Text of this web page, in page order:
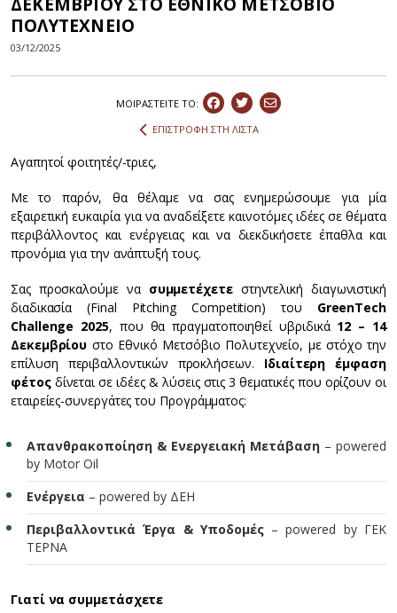
ΔΕΚΕΜΒΡΙΟΥ ΣΤΟ ΕΘΝΙΚΟ ΜΕΤΣΟΒΙΟ
ΠΟΛΥΤΕΧΝΕΙΟ
03/12/2025
ΜΟΙΡΑΣΤEIΤΕ ΤΟ:
ΕΠΙΣΤΡΟΦΗ ΣΤΗ ΛΙΣΤΑ
Αγαπητοί φοιτητές/-τριες,
Με το παρόν, θα θέλαμε να σας ενημερώσουμε για μία
εξαιρετική ευκαιρία για να αναδείξετε καινοτόμες ιδέες σε θέματα
περιβάλλοντος και ενέργειας και να διεκδικήσετε έπαθλα και
προνόμια για την ανάπτυξή τους.
Σας προσκαλούμε να συμμετέχετε στηντελική διαγωνιστική
διαδικασία (Final Pitching Competition) του GreenTech
Challenge 2025, που θα πραγματοποιηθεί υβριδικά 12 – 14
Δεκεμβρίου στο Εθνικό Μετσόβιο Πολυτεχνείο, με στόχο την
επίλυση περιβαλλοντικών προκλήσεων. Ιδιαίτερη έμφαση
φέτοςδίνεται σε ιδέες & λύσεις στις 3 θεματικές που ορίζουν οι
εταιρείες-συνεργάτες του Προγράμματος:
Απανθρακοποίηση & Ενεργειακή Μετάβαση – powered
by Motor Oil
Ενέργεια – powered by ΔΕΗ
Περιβαλλοντικά Έργα & Υποδομές– powered by ΓΕΚ
ΤΕΡΝΑ
Γιατί να συμμετάσχετε